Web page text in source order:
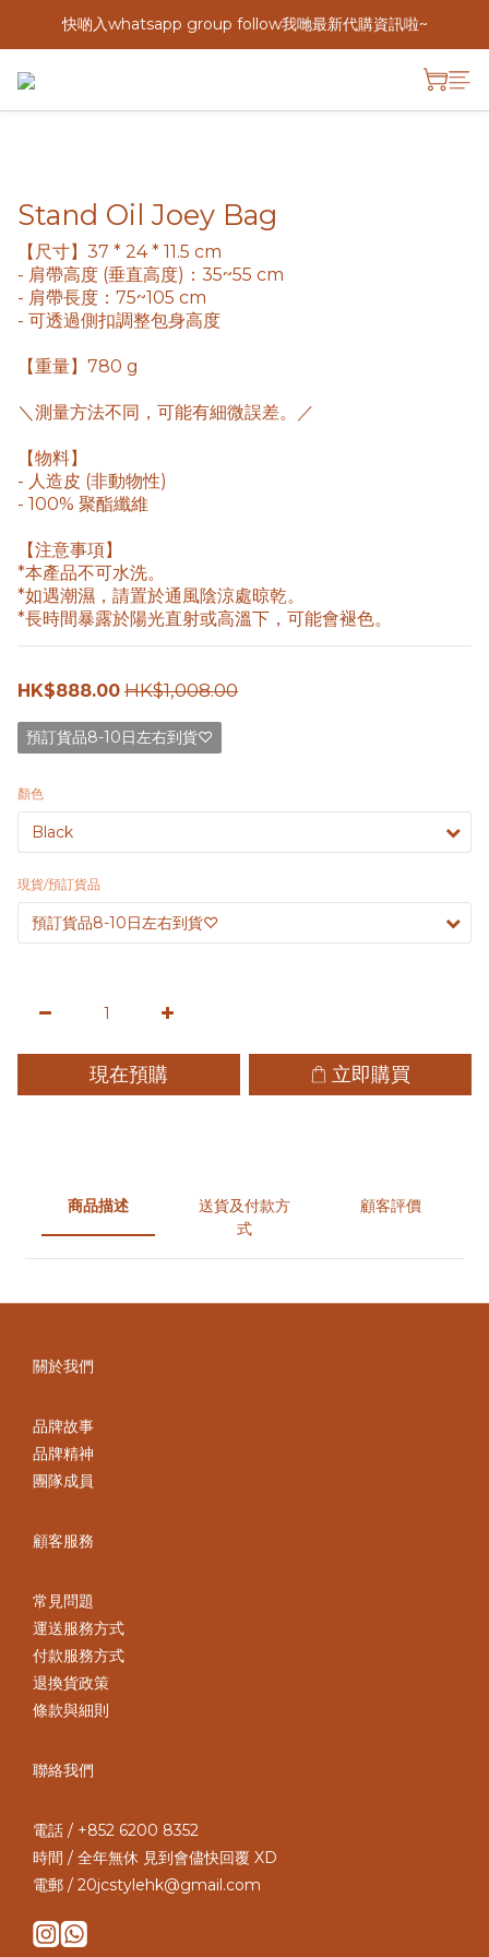
快啲入whatsapp group follow我哋最新代購資訊啦~
Stand Oil Joey Bag
【尺寸】37 * 24 * 11.5 cm
- 肩帶高度 (垂直高度)：35~55 cm
- 肩帶長度：75~105 cm
- 可透過側扣調整包身高度
【重量】780 g
＼測量方法不同，可能有細微誤差。／
【物料】
- 人造皮 (非動物性)
- 100% 聚酯纖維
【注意事項】
*本產品不可水洗。
*如遇潮濕，請置於通風陰涼處晾乾。
*長時間暴露於陽光直射或高溫下，可能會褪色。
HK$888.00 HK$1,008.00
預訂貨品8-10日左右到貨♡
顏色
現貨/預訂貨品
現在預購 立即購買
商品描述
送貨及付款方
式
顧客評價
關於我們
品牌故事
品牌精神
團隊成員
顧客服務
常見問題
運送服務方式
付款服務方式
退換貨政策
條款與細則
聯絡我們
電話 / +852 6200 8352
時間 / 全年無休 見到會儘快回覆 XD
電郵 / 20jcstylehk@gmail.com